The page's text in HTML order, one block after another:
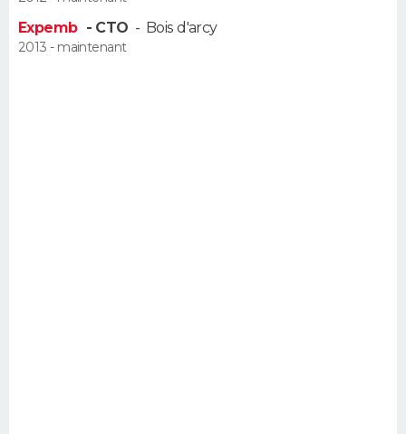
Expemb - CTO - Bois d'arcy
2013 - maintenant